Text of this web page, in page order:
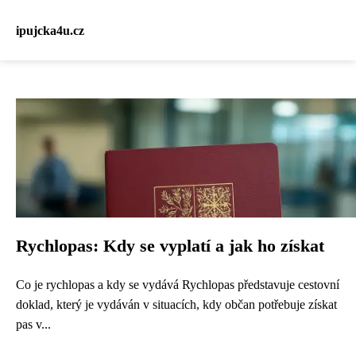
ipujcka4u.cz
Rychlopas: Kdy se vyplatí a jak ho získat
Co je rychlopas a kdy se vydává Rychlopas představuje cestovní
doklad, který je vydáván v situacích, kdy občan potřebuje získat
pas v...